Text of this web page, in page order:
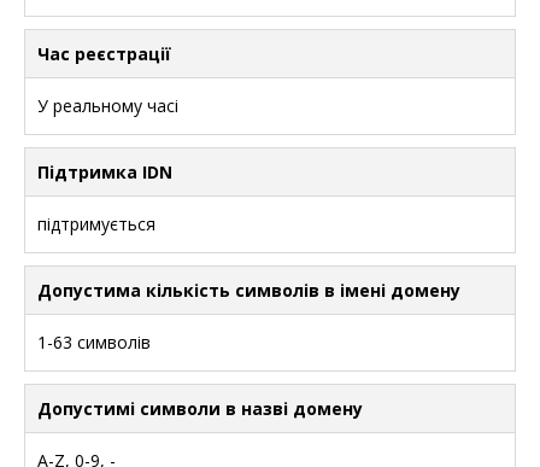
Час реєстрації
У реальному часі
Підтримка IDN
підтримується
Допустима кількість символів в імені домену
1-63 символів
Допустимі символи в назві домену
A-Z, 0-9, -